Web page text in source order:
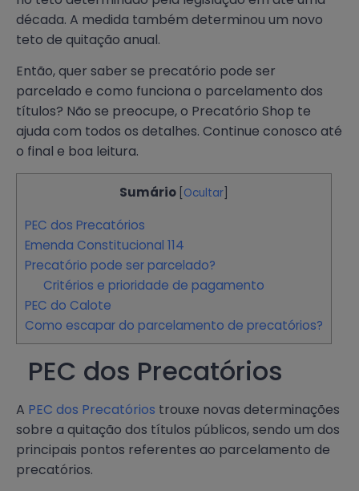
década. A medida também determinou um novo
teto de quitação anual.
Então, quer saber se precatório pode ser
parcelado e como funciona o parcelamento dos
títulos? Não se preocupe, o Precatório Shop te
ajuda com todos os detalhes. Continue conosco até
o final e boa leitura.
Sumário Ocultar
PEC dos Precatórios
Emenda Constitucional 114
Precatório pode ser parcelado?
Critérios e prioridade de pagamento
PEC do Calote
Como escapar do parcelamento de precatórios?
PEC dos Precatórios
A PEC dos Precatórios trouxe novas determinações
sobre a quitação dos títulos públicos, sendo um dos
principais pontos referentes ao parcelamento de
precatórios.